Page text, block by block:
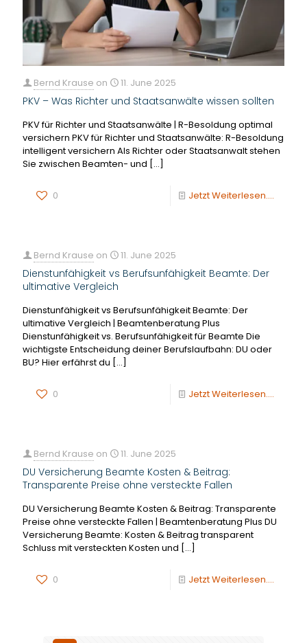
Bernd Krause on 11. June 2025
PKV – Was Richter und Staatsanwälte wissen sollten
PKV für Richter und Staatsanwälte | R-Besoldung optimal
versichern PKV für Richter und Staatsanwälte: R-Besoldung
intelligent versichern Als Richter oder Staatsanwalt stehen
Sie zwischen Beamten- und […]
0 Jetzt Weiterlesen....
Bernd Krause on 11. June 2025
Dienstunfähigkeit vs Berufsunfähigkeit Beamte: Der
ultimative Vergleich
Dienstunfähigkeit vs Berufsunfähigkeit Beamte: Der
ultimative Vergleich | Beamtenberatung Plus
Dienstunfähigkeit vs. Berufsunfähigkeit für Beamte Die
wichtigste Entscheidung deiner Berufslaufbahn: DU oder
BU? Hier erfährst du […]
0 Jetzt Weiterlesen....
Bernd Krause on 11. June 2025
DU Versicherung Beamte Kosten & Beitrag:
Transparente Preise ohne versteckte Fallen
DU Versicherung Beamte Kosten & Beitrag: Transparente
Preise ohne versteckte Fallen | Beamtenberatung Plus DU
Versicherung Beamte: Kosten & Beitrag transparent
Schluss mit versteckten Kosten und […]
0 Jetzt Weiterlesen....